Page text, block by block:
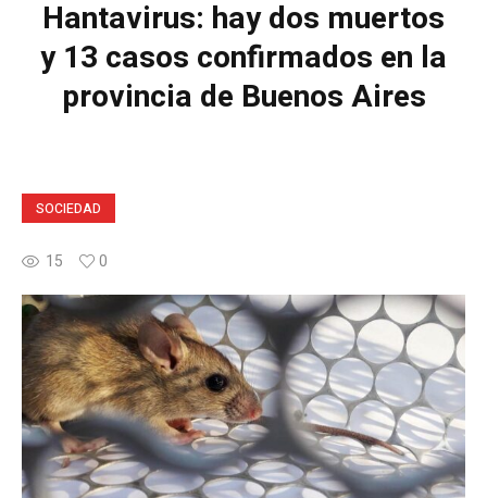
Hantavirus: hay dos muertos
y 13 casos confirmados en la
provincia de Buenos Aires
SOCIEDAD
15 0